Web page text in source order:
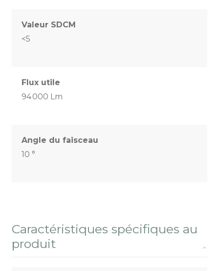
Valeur SDCM
<5
Flux utile
94 000 Lm
Angle du faisceau
10 °
Caractéristiques spécifiques au
produit